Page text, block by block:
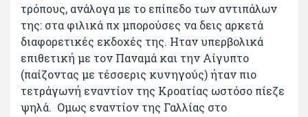
τρόπους, ανάλογα με το επίπεδο των αντιπάλων
της: στα φιλικά πχ μπορούσες να δεις αρκετά
διαφορετικές εκδοχές της. Ηταν υπερβολικά
επιθετική με τον Παναμά και την Αίγυπτο
(παίζοντας με τέσσερις κυνηγούς) ήταν πιο
τετράγωνή εναντίον της Κροατίας ωστόσο πίεζε
ψηλά. Ομως εναντίον της Γαλλίας στο